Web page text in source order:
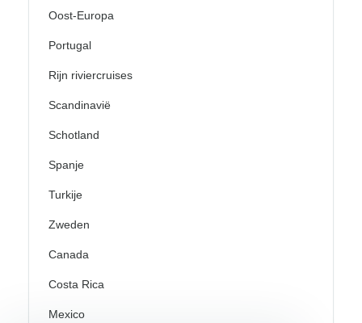
Oost-Europa
Portugal
Rijn riviercruises
Scandinavië
Schotland
Spanje
Turkije
Zweden
Canada
Costa Rica
Mexico